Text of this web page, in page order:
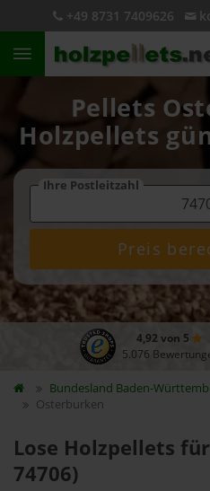
+49 8731 7409626
Pellets
Holzpellets
Ihre Postleitzahl
Preis
4,92 von 5
5.076
Bundesland Baden-
Osterburken
Lose Holzpellets
74706)